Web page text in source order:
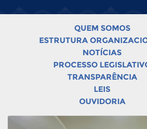
QUEM SOMOS
ESTRUTURA
NOTÍCIAS
PROCESSO
TRANSPARÊNCIA
LEIS
OUVIDORIA